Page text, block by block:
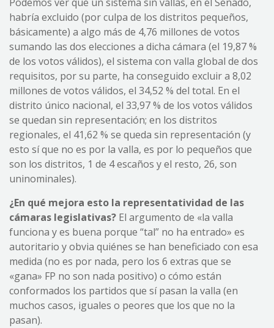
habría excluido (por culpa de los distritos pequeños,
básicamente) a algo más de 4,76 millones de votos
sumando las dos elecciones a dicha cámara (el 19,87 %
de los votos válidos), el sistema con valla global de dos
requisitos, por su parte, ha conseguido excluir a 8,02
millones de votos válidos, el 34,52 % del total. En el
distrito único nacional, el 33,97 % de los votos válidos
se quedan sin representación; en los distritos
regionales, el 41,62 % se queda sin representación (y
esto sí que no es por la valla, es por lo pequeños que
son los distritos, 1 de 4 escaños y el resto, 26, son
uninominales).
¿En qué mejora esto la representatividad de las
cámaras legislativas? El argumento de «la valla
funciona y es buena porque “tal” no ha entrado» es
autoritario y obvia quiénes se han beneficiado con esa
medida (no es por nada, pero los 6 extras que se
«gana» FP no son nada positivo) o cómo están
conformados los partidos que sí pasan la valla (en
muchos casos, iguales o peores que los que no la
pasan).